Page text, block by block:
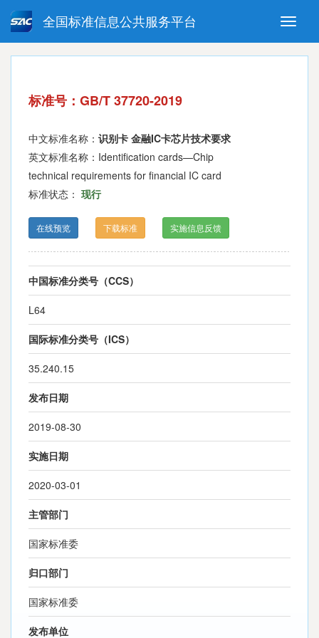
Toggle
全国标准信息公共服务平台
强制性国家标准 推荐性国家标准
指导性技术文件 (National standards in foreign
标准号：GB/T 37720-2019
中文标准名称： 识别卡 金融IC卡芯片技术要求
英文标准名称：Identification cards—Chip
technical requirements for financial IC card
标准状态： 现行
在线预览 下载标准 实施信息反馈
中国标准分类号（CCS）
L64
国际标准分类号（ICS）
35.240.15
发布日期
2019-08-30
实施日期
2020-03-01
主管部门
国家标准委
归口部门
国家标准委
发布单位